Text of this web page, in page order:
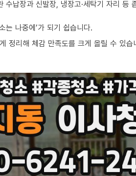
납장과 신발장, 냉장고·세탁기 자리 등
는 나중에’가 되기 쉽습니다.
정리해 체감 만족도를 크게 올릴 수 있습